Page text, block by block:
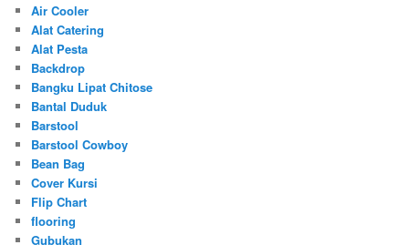
Air Cooler
Alat Catering
Alat Pesta
Backdrop
Bangku Lipat Chitose
Bantal Duduk
Barstool
Barstool Cowboy
Bean Bag
Cover Kursi
Flip Chart
flooring
Gubukan